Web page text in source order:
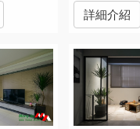
詳細介紹